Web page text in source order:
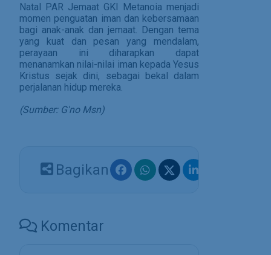
Natal PAR Jemaat GKI Metanoia menjadi
momen penguatan iman dan kebersamaan
bagi anak-anak dan jemaat. Dengan tema
yang kuat dan pesan yang mendalam,
perayaan ini diharapkan dapat
menanamkan nilai-nilai iman kepada Yesus
Kristus sejak dini, sebagai bekal dalam
perjalanan hidup mereka.
(Sumber: G'no Msn)
Bagikan
Komentar